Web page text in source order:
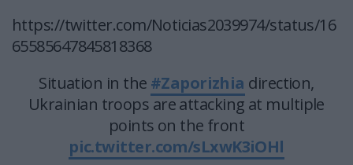
https://twitter.com/Noticias2039974/status/16
65585647845818368
Situation in the #Zaporizhia direction,
Ukrainian troops are attacking at multiple
points on the front
pic.twitter.com/sLxwK3iOHl